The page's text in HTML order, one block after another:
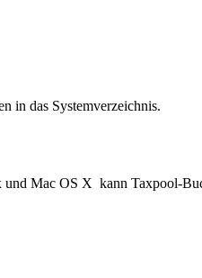
in das Systemverzeichnis.
und Mac OS X kann Taxpool-